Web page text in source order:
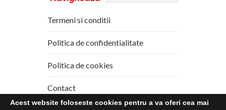
Termeni si conditii
Politica de confidentialitate
Politica de cookies
Contact
Acest website foloseste cookies pentru a va oferi cea mai